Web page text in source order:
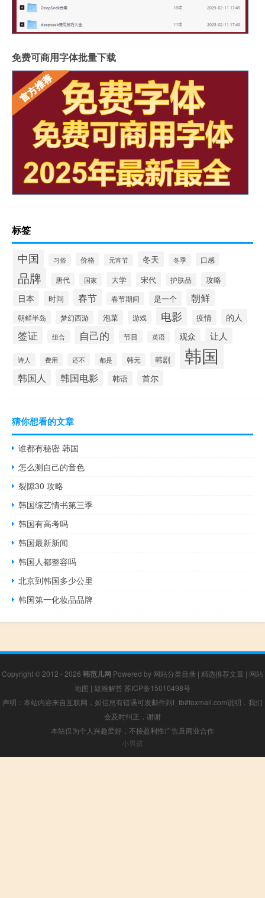
免费可商用字体批量下载
标签
中国 习俗 价格 元宵节 冬天 冬季 口感
品牌 唐代 国家 大学 宋代 护肤品 攻略
日本 时间 春节 春节期间 是一个 朝鲜
朝鲜半岛 梦幻西游 泡菜 游戏 电影 疫情 的人
签证 组合 自己的 节目 英语 观众 让人
诗人 费用 还不 都是 韩元 韩剧 韩国
韩国人 韩国电影 韩语 首尔
猜你想看的文章
谁都有秘密 韩国
怎么测自己的音色
裂隙30 攻略
韩国综艺情书第三季
韩国有高考吗
韩国最新新闻
韩国人都整容吗
北京到韩国多少公里
韩国第一化妆品品牌
Copyright © 2012 - 2026 韩范儿网 Powered by 网站分类目录 | 精选推荐文章 | 网站
地图 | 疑难解答 苏ICP备15010498号
声明：本站内容来自互联网，如信息有错误可发邮件到f_fb#foxmail.com说明，我们
会及时纠正，谢谢
本站仅为个人兴趣爱好，不接盈利性广告及商业合作
小男孩